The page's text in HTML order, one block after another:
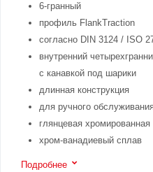
6-гранный
профиль FlankTraction
согласно DIN 3124 / ISO
внутренний
с канавкой под шарики
длинная конструкция
для ручного
глянцевая хромированная
хром-ванадиевый сплав
Подробнее